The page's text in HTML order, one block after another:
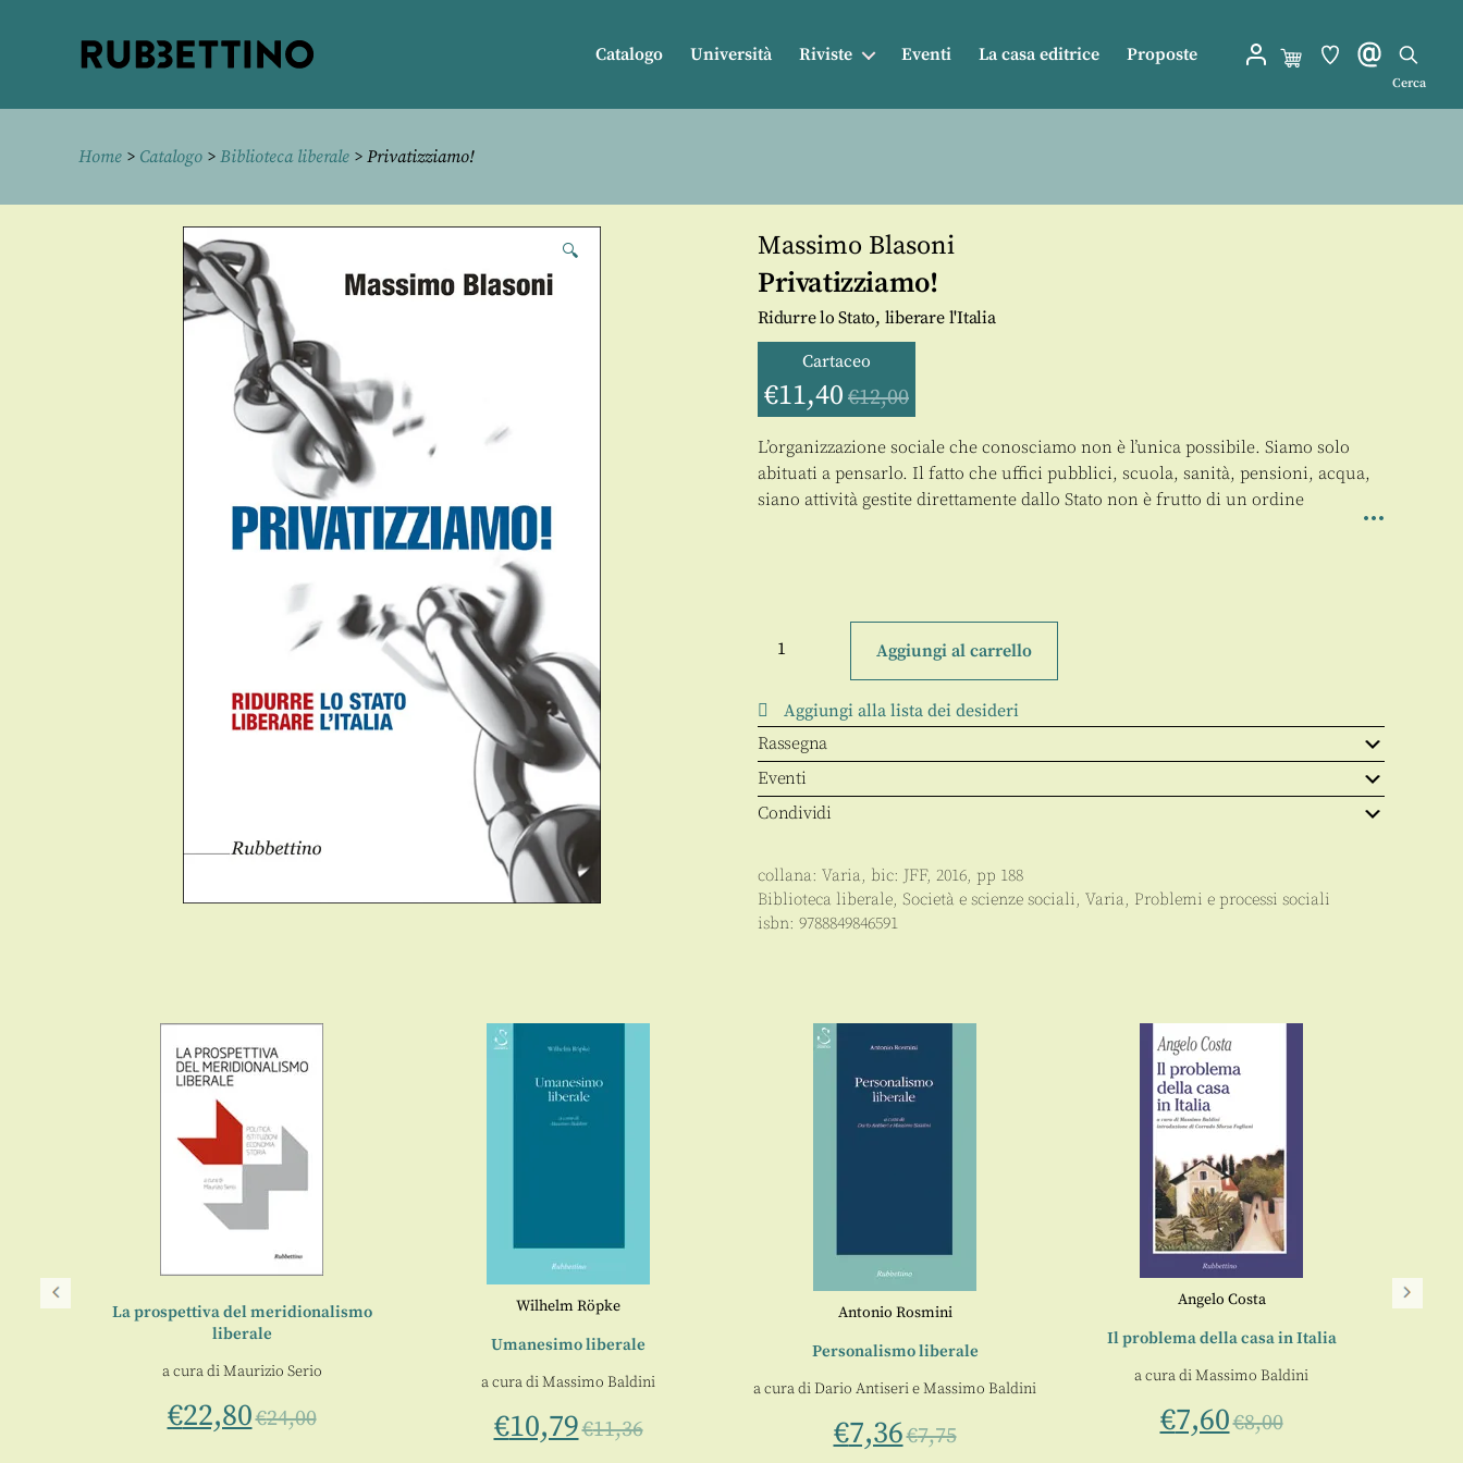
Catalogo Università Riviste Eventi La casa editrice Proposte
Cerca
Home > Catalogo > Biblioteca liberale > Privatizziamo!
🔍 Massimo Blasoni
Privatizziamo!
Ridurre lo Stato, liberare l'Italia
Cartaceo
€11,40 €12,00
L’organizzazione sociale che conosciamo non è l’unica possibile. Siamo solo
abituati a pensarlo. Il fatto che uffici pubblici, scuola, sanità, pensioni, acqua,
siano attività gestite direttamente dallo Stato non è frutto di un ordine
Privatizziamo!
quantità
Aggiungi al carrello
Aggiungi alla lista dei desideri
Rassegna
Eventi
Condividi
collana: Varia, bic: JFF, 2016, pp 188
Biblioteca liberale, Società e scienze sociali, Varia, Problemi e processi sociali
isbn: 9788849846591
La prospettiva del meridionalismo
liberale
a cura diMaurizio Serio
€22,80€24,00
Wilhelm Röpke
Umanesimo liberale
a cura diMassimo Baldini
€10,79€11,36
Antonio Rosmini
Personalismo liberale
a cura diDario AntiserieMassimo Baldini
€7,36€7,75
Angelo Costa
Il problema della casa in Italia
a cura diMassimo Baldini
€7,60€8,00